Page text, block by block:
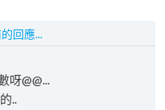
回應...
呀@@...
..